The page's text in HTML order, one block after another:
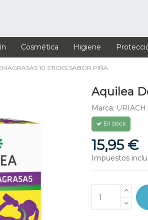
Cosmética Higiene
10 STICKS SABOR PIÑA
Aquilea
Marca:
En stock
15,95 €
Impuestos